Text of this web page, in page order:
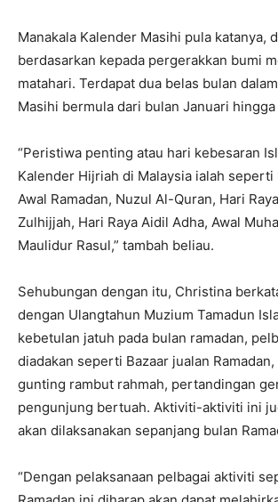
Manakala Kalender Masihi pula katanya,
berdasarkan kepada pergerakkan bumi
matahari. Terdapat dua belas bulan
Masihi bermula dari bulan Januari
“Peristiwa penting atau hari kebesaran
Kalender Hijriah di Malaysia ialah seperti
Awal Ramadan, Nuzul Al-Quran, Hari
Zulhijjah, Hari Raya Aidil Adha, Awal
Maulidur Rasul,” tambah beliau.
Sehubungan dengan itu, Christina
dengan Ulangtahun Muzium Tamadun
kebetulan jatuh pada bulan ramadan,
diadakan seperti Bazaar jualan
gunting rambut rahmah, pertandingan
pengunjung bertuah. Aktiviti-aktiviti ini
akan dilaksanakan sepanjang bulan
“Dengan pelaksanaan pelbagai aktiviti